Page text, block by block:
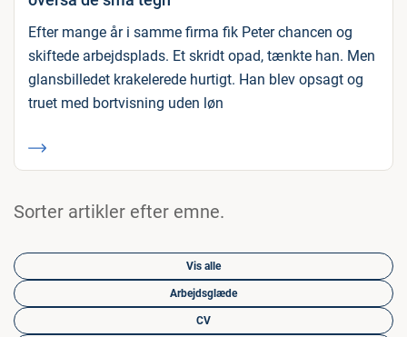
Efter mange år i samme firma fik Peter chancen og
skiftede arbejdsplads. Et skridt opad, tænkte han. Men
glansbilledet krakelerede hurtigt. Han blev opsagt og
truet med bortvisning uden løn
Sorter artikler efter emne.
Vis alle
Arbejdsglæde
CV